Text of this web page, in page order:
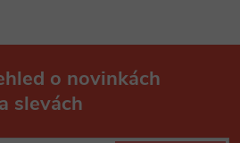
o novinkách
a slevách